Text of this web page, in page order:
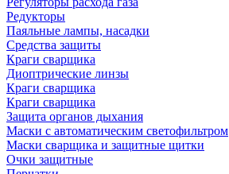
Редукторы
Паяльные лампы, насадки
Средства защиты
Краги сварщика
Диоптрические линзы
Краги сварщика
Краги сварщика
Защита органов дыхания
Маски с автоматическим светофильтром
Маски сварщика и защитные щитки
Очки защитные